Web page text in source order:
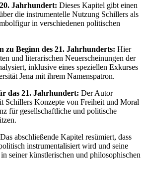
Jahrhundert: Dieses Kapitel gibt einen
die instrumentelle Nutzung Schillers als
in verschiedenen politischen
zu Beginn des 21. Jahrhunderts: Hier
und literarischen Neuerscheinungen der
inklusive eines speziellen Exkurses
Jena mit ihrem Namenspatron.
das 21. Jahrhundert: Der Autor
Schillers Konzepte von Freiheit und Moral
für gesellschaftliche und politische
Das abschließende Kapitel resümiert, dass
instrumentalisiert wird und seine
seiner künstlerischen und philosophischen